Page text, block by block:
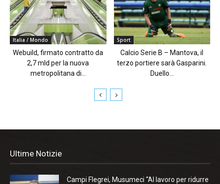
Italia / Mondo
Webuild, firmato contratto da
2,7 mld per la nuova
metropolitana di...
Sport
Calcio Serie B – Mantova, il
terzo portiere sarà Gasparini.
Duello...
Ultime Notizie
Campi Flegrei, Musumeci “Al lavoro per ridurre